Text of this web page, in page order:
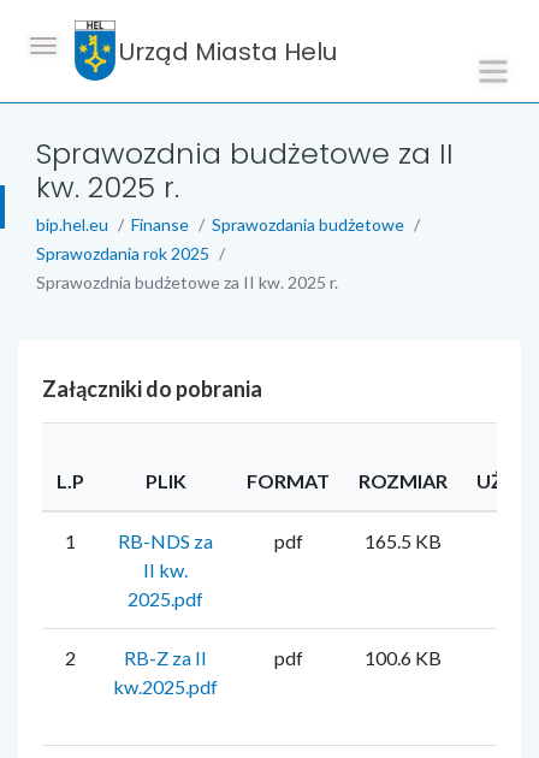
Urząd Miasta Helu
Sprawozdnia budżetowe za II
kw. 2025 r.
bip.hel.eu Finanse
Sprawozdania budżetowe
Sprawozdania rok 2025
Sprawozdnia budżetowe za II kw. 2025 r.
Załączniki do pobrania
L.P PLIK FORMAT ROZMIAR
1
RB-NDS za
II kw.
2025.pdf
pdf 165.5 KB
2
RB-Z za II
kw.2025.pdf
pdf 100.6 KB